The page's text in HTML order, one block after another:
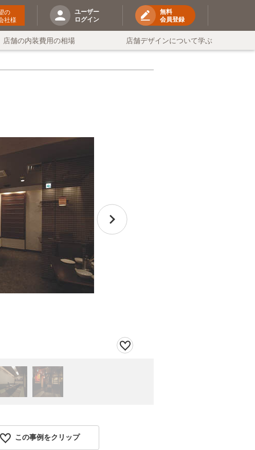
の
社様
ユーザー
ログイン
無料
会員登録
店舗の内装費用の相場 店舗デザインについて学ぶ
この事例をクリップ